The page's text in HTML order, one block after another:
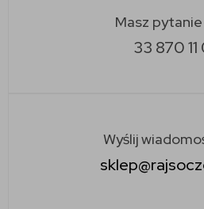
Masz pytanie
33 870
Wyślij